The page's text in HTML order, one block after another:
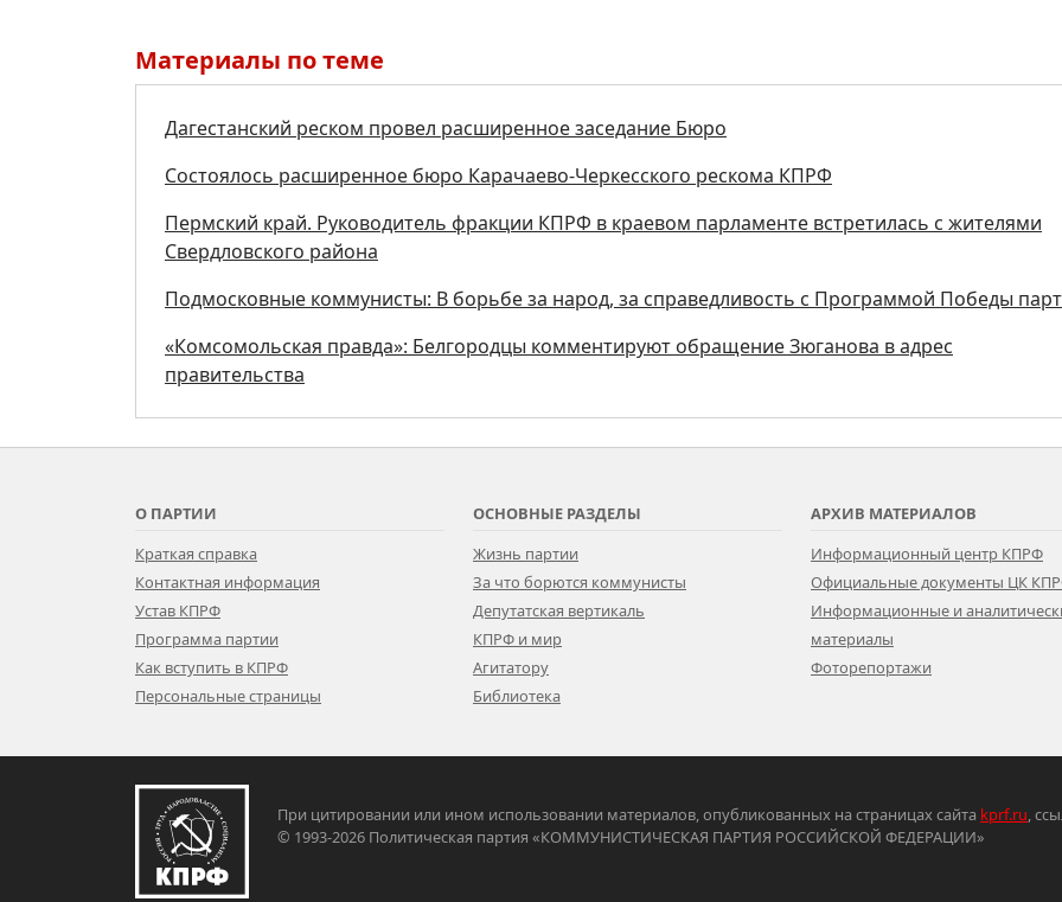
Материалы по теме
Дагестанский реском провел расширенное заседание Бюро
Состоялось расширенное бюро Карачаево-Черкесского рескома КПРФ
Пермский край. Руководитель фракции КПРФ в краевом парламенте встретилась с жителями
Свердловского района
Подмосковные коммунисты: В борьбе за народ, за справедливость с Программой Победы
«Комсомольская правда»: Белгородцы комментируют обращение Зюганова в адрес
правительства
О ПАРТИИ
Краткая справка
Контактная информация
Устав КПРФ
Программа партии
Как вступить в КПРФ
Персональные страницы
ОСНОВНЫЕ РАЗДЕЛЫ
Жизнь партии
За что борются коммунисты
Депутатская вертикаль
КПРФ и мир
Агитатору
Библиотека
АРХИВ МАТЕРИАЛОВ
Информационный центр КПРФ
Официальные документы ЦК
Информационные и
материалы
Фоторепортажи
При цитировании или ином использовании материалов, опубликованных на страницах сайта kprf.ru,
© 1993-2026 Политическая партия «КОММУНИСТИЧЕСКАЯ ПАРТИЯ РОССИЙСКОЙ ФЕДЕРАЦИИ»